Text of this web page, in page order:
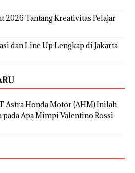
2026 Tantang Kreativitas Pelajar
dan Line Up Lengkap di Jakarta
Astra Honda Motor (AHM) Inilah
padaApa Mimpi Valentino Rossi